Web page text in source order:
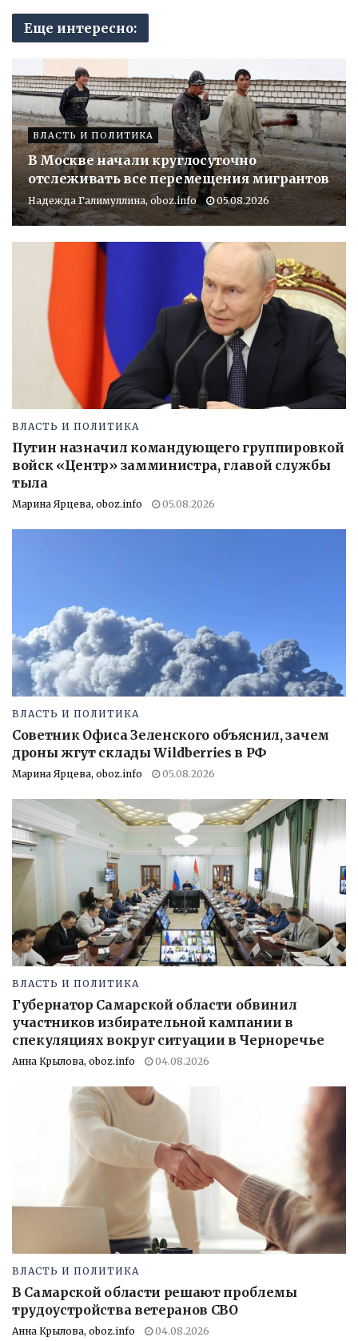
Еще интересно:
ВЛАСТЬ И ПОЛИТИКА
В Москве начали круглосуточно
отслеживать все перемещения мигрантов
Надежда Галимуллина, oboz.info 05.08.2026
ВЛАСТЬ И ПОЛИТИКА
Путин назначил командующего группировкой
войск «Центр» замминистра, главой службы
тыла
Марина Ярцева, oboz.info 05.08.2026
ВЛАСТЬ И ПОЛИТИКА
Советник Офиса Зеленского объяснил, зачем
дроны жгут склады Wildberries в РФ
Марина Ярцева, oboz.info 05.08.2026
ВЛАСТЬ И ПОЛИТИКА
Губернатор Самарской области обвинил
участников избирательной кампании в
спекуляциях вокруг ситуации в Черноречье
Анна Крылова, oboz.info 04.08.2026
ВЛАСТЬ И ПОЛИТИКА
В Самарской области решают проблемы
трудоустройства ветеранов СВО
Анна Крылова, oboz.info 04.08.2026